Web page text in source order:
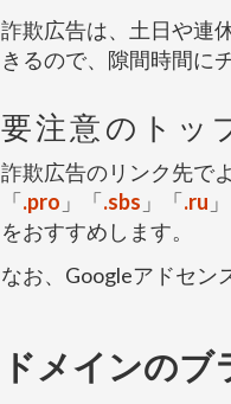
詐欺広告は、土日や連
きるので、隙間時間に
要注意のトッ
詐欺広告のリンク先で
「.pro 」「.sbs 」「.ru
をおすすめします。
なお、Googleアドセン
ドメインの